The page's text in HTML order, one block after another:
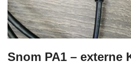
Snom PA1 – externe